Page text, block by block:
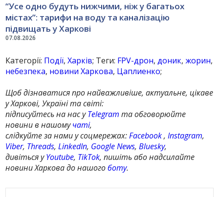
07.08.2026
“Усе одно будуть нижчими, ніж у багатьох
містах”: тарифи на воду та каналізацію
підвищать у Харкові
Категорії: Події,Харків; Теги: FPV-дрон,доник,жорин,
небезпека, новини Харкова, Цаплиенко;
Щоб дізнаватися про найважливіше, актуальне, цікаве
у Харкові, Україні та світі:
підписуйтесь на нас уTelegram та обговорюйте
новини в нашомучаті,
слідкуйте за нами у соцмережах:Facebook,Instagram,
Viber, Threads,LinkedIn, Google News,Bluesky,
дивіться уYoutube, TikTok, пишіть або надсилайте
новини Харкова до нашогоботу.